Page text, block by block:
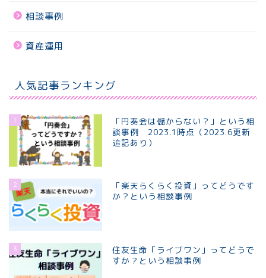
相談事例
資産運用
人気記事ランキング
1
「円奏会は儲からない？」という相
談事例 2023.1時点（2023.6更新
追記あり）
2
「楽天らくらく投資」ってどうです
か？という相談事例
3
住友生命「ライブワン」ってどうで
すか？という相談事例